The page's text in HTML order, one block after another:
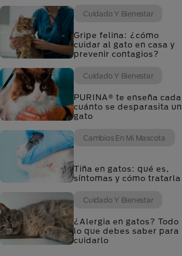
Cuidado Y Bienestar
Gripe felina: ¿cómo
cuidar al gato en casa y
prevenir contagios?
Cuidado Y Bienestar
PURINA® te enseña cada
cuánto se desparasita un
gato
Cambios En Mi Mascota
Tiña en gatos: qué es,
síntomas y cómo tratarla
Cuidado Y Bienestar
¿Alergia en gatos? Todo
lo que debes saber para
cuidarlo